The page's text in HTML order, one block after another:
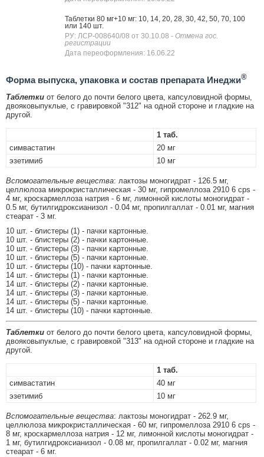
Таблетки 80 мг+10 мг: 10, 14, 20, 28, 30, 42, 50, 70, 100
или 140 шт.
РУ: ЛСР-008640/08 от 30.10.08 - Отмена гос.
регистрации
Дата переоформления: 16.06.22
Форма выпуска, упаковка и состав препарата Инеджи®
Таблетки от белого до почти белого цвета, капсуловидной формы,
двояковыпуклые, с гравировкой "312" на одной стороне и гладкие на
другой.
1 таб.
симвастатин
20 мг
эзетимиб
10 мг
Вспомогательные вещества: лактозы моногидрат - 126.5 мг,
целлюлоза микрокристаллическая - 30 мг, гипромеллоза 2910 6 cps -
4 мг, кроскармеллоза натрия - 6 мг, лимонной кислоты моногидрат -
0.5 мг, бутилгидроксианизол - 0.04 мг, пропилгаллат - 0.01 мг, магния
стеарат - 3 мг.
10 шт. - блистеры (1) - пачки картонные.
10 шт. - блистеры (2) - пачки картонные.
10 шт. - блистеры (3) - пачки картонные.
10 шт. - блистеры (5) - пачки картонные.
10 шт. - блистеры (10) - пачки картонные.
14 шт. - блистеры (1) - пачки картонные.
14 шт. - блистеры (2) - пачки картонные.
14 шт. - блистеры (3) - пачки картонные.
14 шт. - блистеры (5) - пачки картонные.
14 шт. - блистеры (10) - пачки картонные.
Таблетки от белого до почти белого цвета, капсуловидной формы,
двояковыпуклые, с гравировкой "313" на одной стороне и гладкие на
другой.
1 таб.
симвастатин
40 мг
эзетимиб
10 мг
Вспомогательные вещества: лактозы моногидрат - 262.9 мг,
целлюлоза микрокристаллическая - 60 мг, гипромеллоза 2910 6 cps -
8 мг, кроскармеллоза натрия - 12 мг, лимонной кислоты моногидрат -
1 мг, бутилгидроксианизол - 0.08 мг, пропилгаллат - 0.02 мг, магния
стеарат - 6 мг.